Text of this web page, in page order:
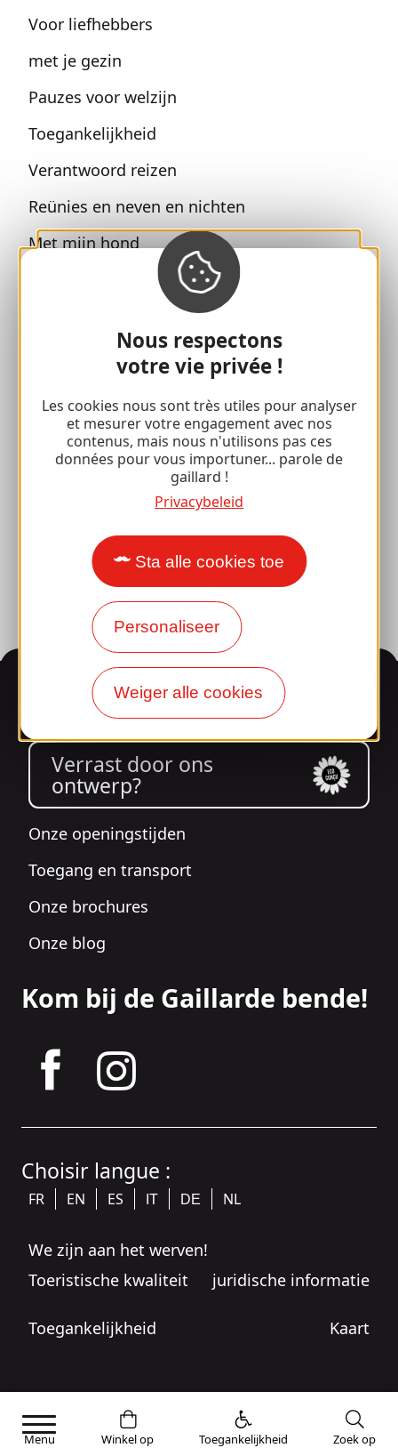
Nous respectons
votre vie privée !
Les cookies nous sont très utiles pour analyser
et mesurer votre engagement avec nos
contenus, mais nous n'utilisons pas ces
données pour vous importuner... parole de
gaillard !
Privacybeleid
Sta alle cookies toe
Personaliseer
Weiger alle cookies
Voor liefhebbers
met je gezin
Pauzes voor welzijn
Toegankelijkheid
Verantwoord reizen
Reünies en neven en nichten
Met mijn hond
Alle vakantie-ideeën
Espace Pro
Sport pauzes
100% Gaillard Club
Brive 100% Evenement
Informatie
Verrast door ons
ontwerp?
Onze openingstijden
Toegang en transport
Onze brochures
Onze blog
Kom bij de Gaillarde bende!
Choisir langue :
FR EN ES IT DE NL
We zijn aan het werven!
Toeristische kwaliteit
juridische informatie
Toegankelijkheid Kaart
Menu Winkel op Toegankelijkheid Zoek op